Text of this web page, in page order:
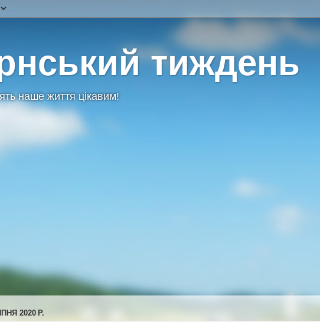
тиждень
наше життя цікавим!
2020 Р.